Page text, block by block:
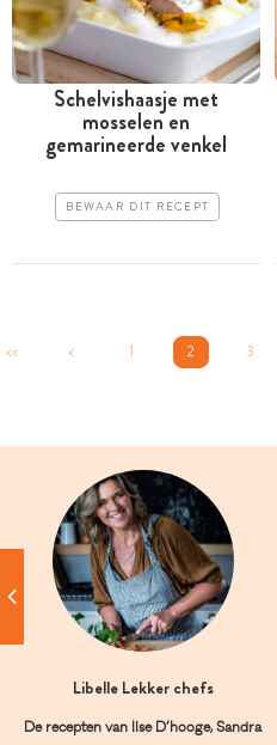
Schelvishaasje met
mosselen en
gemarineerde venkel
BEWAAR DIT RECEPT
<< < 1 2 3
Libelle Lekker chefs
De recepten van Ilse D’hooge, Sandra